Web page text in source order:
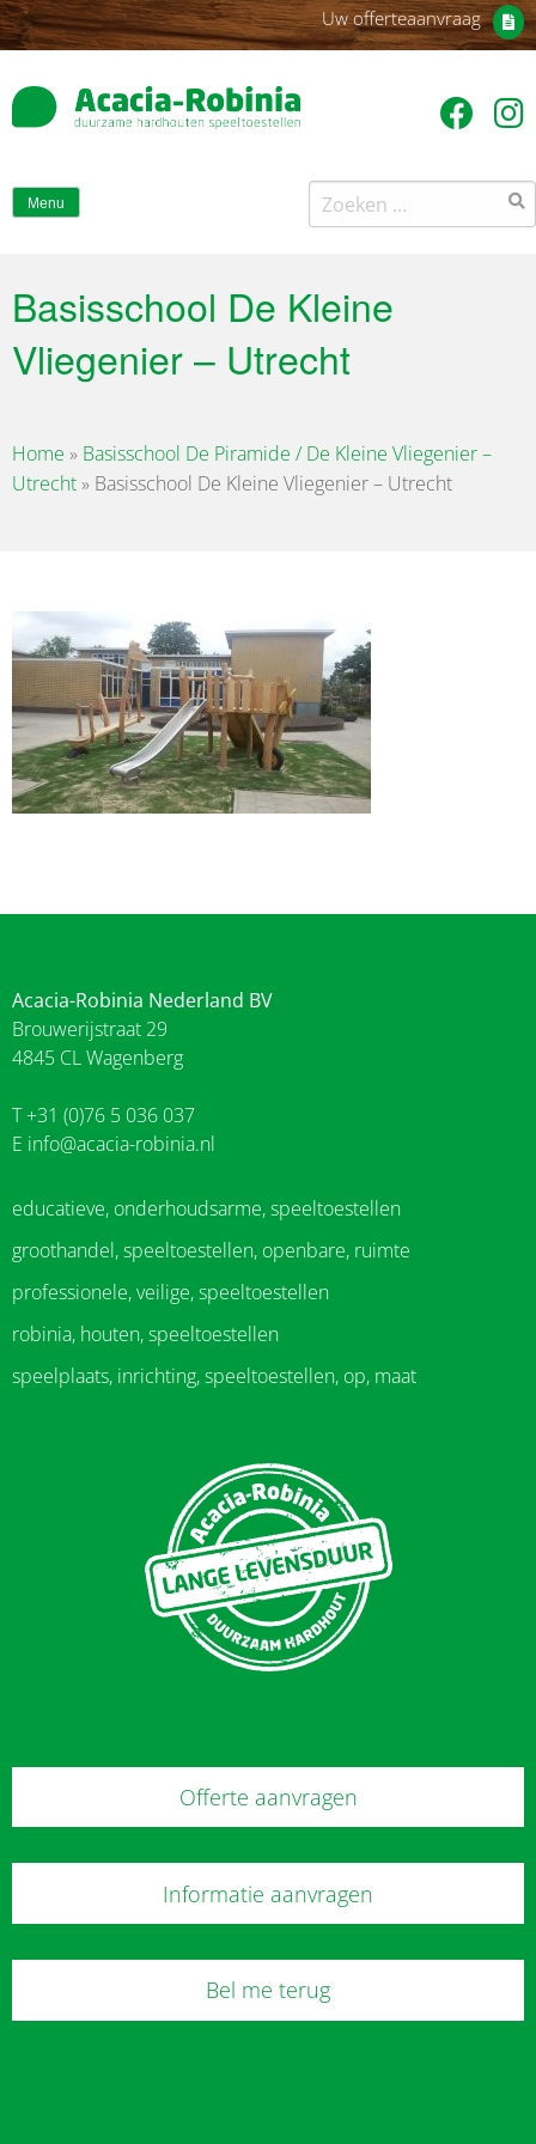
Uw offerteaanvraag
Menu
Zoeken
naar:
Basisschool De Kleine
Vliegenier – Utrecht
Home » Basisschool De Piramide / De Kleine Vliegenier –
Utrecht» Basisschool De Kleine Vliegenier – Utrecht
Acacia-Robinia Nederland BV
Brouwerijstraat 29
4845 CL Wagenberg
T +31 (0)76 5 036 037
E info@acacia-robinia.nl
educatieve, onderhoudsarme, speeltoestellen
groothandel, speeltoestellen, openbare, ruimte
professionele, veilige, speeltoestellen
robinia, houten, speeltoestellen
speelplaats, inrichting, speeltoestellen, op, maat
Offerte aanvragen
Informatie aanvragen
Bel me terug